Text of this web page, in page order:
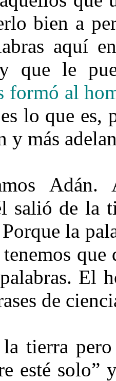
bien a
aquí
y que le
formó al
lo que es,
y más
salió de la
la
que
El
de
tierra
esté solo”